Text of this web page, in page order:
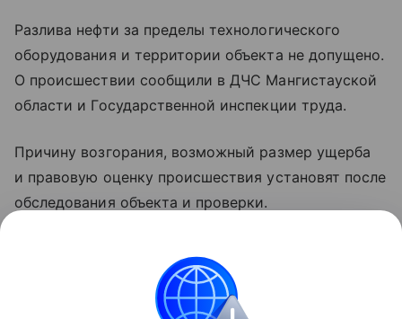
Разлива нефти за пределы технологического
оборудования и территории объекта не допущено.
О происшествии сообщили в ДЧС Мангистауской
области и Государственной инспекции труда.
Причину возгорания, возможный размер ущерба
и правовую оценку происшествия установят после
обследования объекта и проверки.
сразу в двух регионах Казахстана.